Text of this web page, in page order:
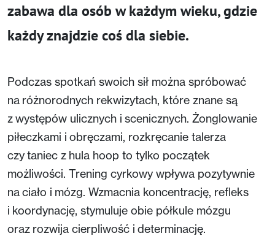
zabawa dla osób w każdym wieku, gdzie
każdy znajdzie coś dla siebie.
Podczas spotkań swoich sił można spróbować
na różnorodnych rekwizytach, które znane są
z występów ulicznych i scenicznych. Żonglowanie
piłeczkami i obręczami, rozkręcanie talerza
czy taniec z hula hoop to tylko początek
możliwości. Trening cyrkowy wpływa pozytywnie
na ciało i mózg. Wzmacnia koncentrację, refleks
i koordynację, stymuluje obie półkule mózgu
oraz rozwija cierpliwość i determinację.